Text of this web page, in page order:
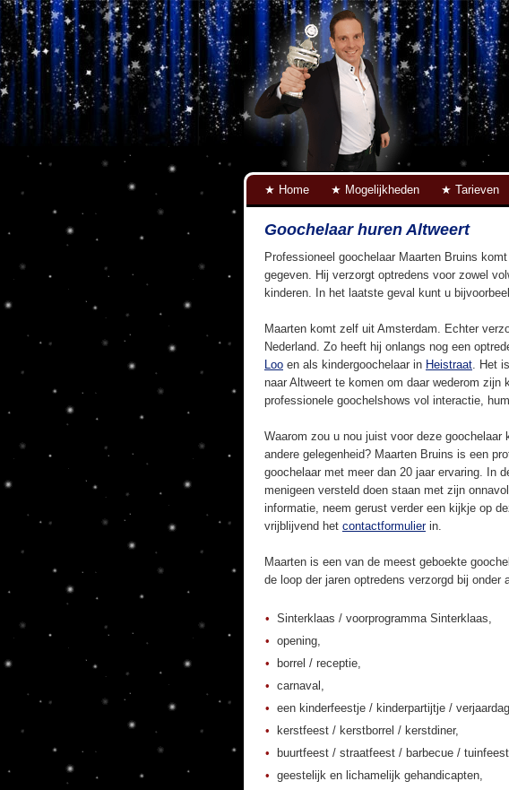
Home Mogelijkheden Tarieven
Goochelaar huren Altweert
Professioneel goochelaar Maarten Bruins
gegeven. Hij verzorgt optredens voor zowel
kinderen. In het laatste geval kunt u
Maarten komt zelf uit Amsterdam. Echter
Nederland. Zo heeft hij onlangs nog een
Loo en als kindergoochelaar in Heistraat. Het
naar Altweert te komen om daar wederom zijn
professionele goochelshows vol interactie,
Waarom zou u nou juist voor deze
andere gelegenheid? Maarten Bruins is een
goochelaar met meer dan 20 jaar ervaring. In
menigeen versteld doen staan met zijn
informatie, neem gerust verder een kijkje op
vrijblijvend het contactformulierin.
Maarten is een van de meest geboekte
de loop der jaren optredens verzorgd bij onder
Sinterklaas / voorprogramma Sinterklaas,
opening,
borrel / receptie,
carnaval,
een kinderfeestje / kinderpartijtje /
kerstfeest / kerstborrel / kerstdiner,
buurtfeest / straatfeest / barbecue /
geestelijk en lichamelijk gehandicapten,